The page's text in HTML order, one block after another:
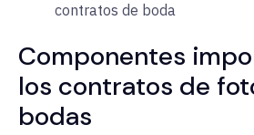
contratos de boda
Componentes
los contratos de
bodas